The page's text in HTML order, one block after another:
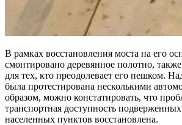
В рамках восстановления моста на его
смонтировано деревянное полотно,
для тех, кто преодолевает его пешком.
была протестирована несколькими
образом, можно констатировать, что
транспортная доступность
населенных пунктов восстановлена.